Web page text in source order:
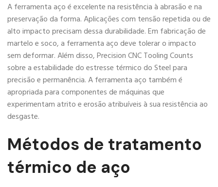
A ferramenta aço é excelente na resistência à abrasão e na
preservação da forma. Aplicações com tensão repetida ou de
alto impacto precisam dessa durabilidade. Em fabricação de
martelo e soco, a ferramenta aço deve tolerar o impacto
sem deformar. Além disso, Precision CNC Tooling Counts
sobre a estabilidade do estresse térmico do Steel para
precisão e permanência. A ferramenta aço também é
apropriada para componentes de máquinas que
experimentam atrito e erosão atribuíveis à sua resistência ao
desgaste.
Métodos de tratamento
térmico de aço